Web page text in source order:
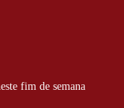
fim de semana